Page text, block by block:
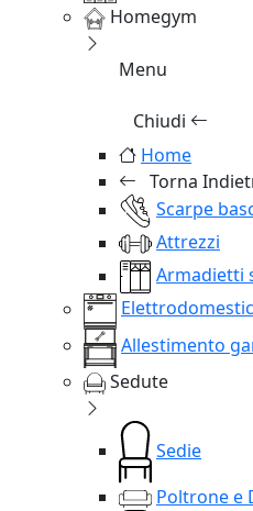
Homegym
Menu
Chiudi
Home
Torna
Scarpe
Attrezzi
Armadietti
Allestimento
Sedute
Sedie
Poltrone e